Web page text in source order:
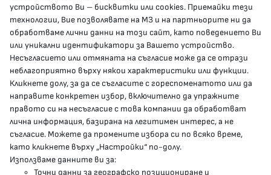
гр.София, 1000, пл. „Света Неделя“ №5
delovodstvo@mh.government.bg
presscenter@mh.government.bg
МЗ В СОЦИАЛНИТЕ МРЕЖИ
Facebook страница
Instragram профил
устройството Ви – бисквитки или cookies. Приемайки тези
технологии, Вие позволявате на МЗ и на партньорите ни да
обработваме лични данни на този сайт, като поведението Ви
или уникални идентификатори за Вашето устройство.
Несъгласието или отмяната на съгласие може да се отрази
неблагоприятно върху някои характеристики или функции.
Кликнете долу, за да се съгласите с гореспоменатото или да
направите конкретен избор, включително да упражните
правото си на несъгласие с това компании да обработват
лична информация, базирана на легитимен интерес, а не
съгласие. Можете да промените избора си по всяко време,
като кликнете върху „Настройки“ по-долу.
Използваме данните ви за:
Точни данни за географско позициониране и